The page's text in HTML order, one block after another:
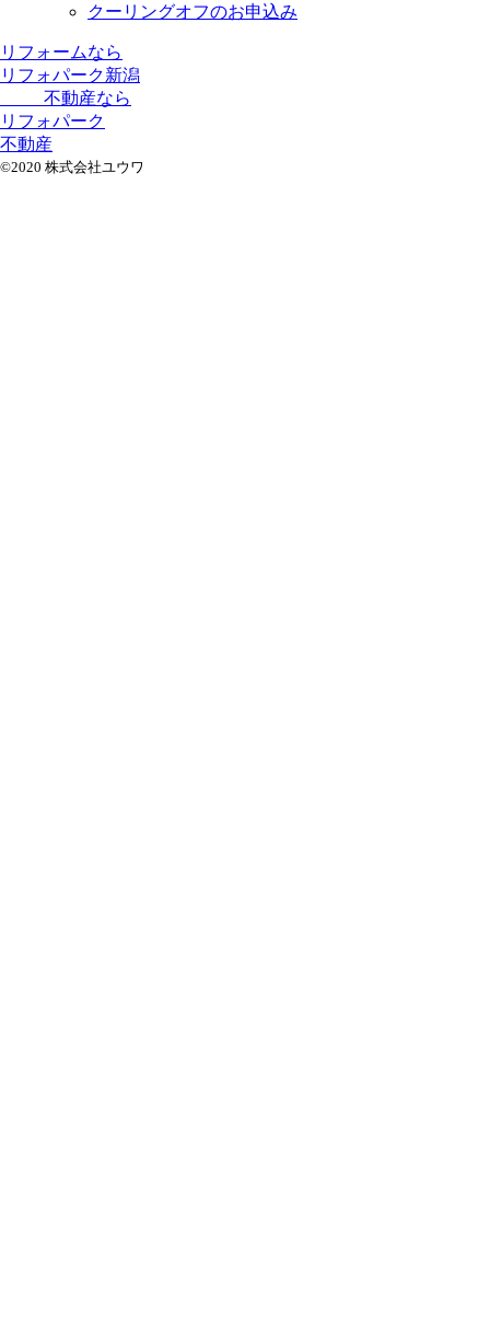
クーリングオフのお申込み
リフォームなら
リフォパーク新潟
不動産なら
リフォパーク
不動産
©2020 株式会社ユウワ